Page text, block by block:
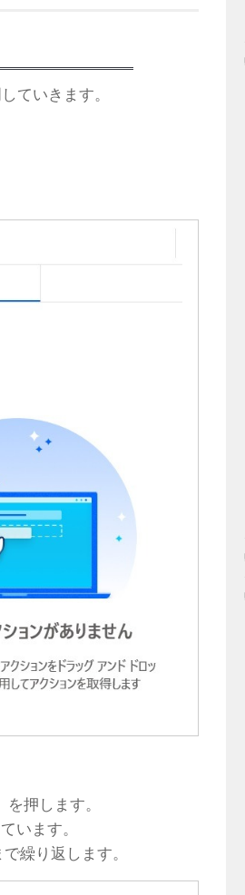
ていきます。
押します。
います。
繰り返します。